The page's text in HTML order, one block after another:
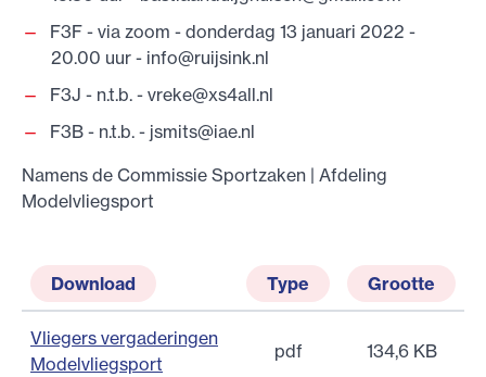
F3F - via zoom - donderdag 13 januari 2022 -
20.00 uur - info@ruijsink.nl
F3J - n.t.b. - vreke@xs4all.nl
F3B - n.t.b. - jsmits@iae.nl
Namens de Commissie Sportzaken | Afdeling
Modelvliegsport
Download Type Grootte
Vliegers vergaderingen
Modelvliegsport
pdf 134,6 KB